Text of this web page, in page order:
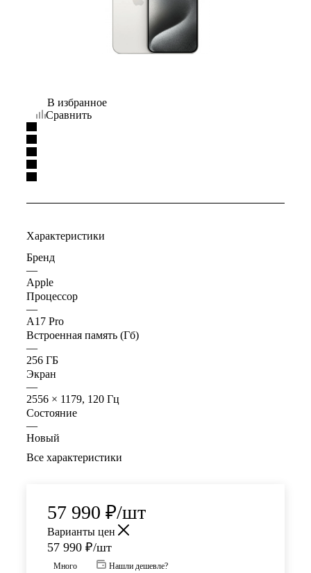
В избранное
Сравнить
Характеристики
Бренд
—
Apple
Процессор
—
A17 Pro
Встроенная память (Гб)
—
256 ГБ
Экран
—
2556 × 1179, 120 Гц
Состояние
—
Новый
Все характеристики
57 990 ₽/шт
Варианты цен
57 990 ₽/шт
Много Нашли дешевле?